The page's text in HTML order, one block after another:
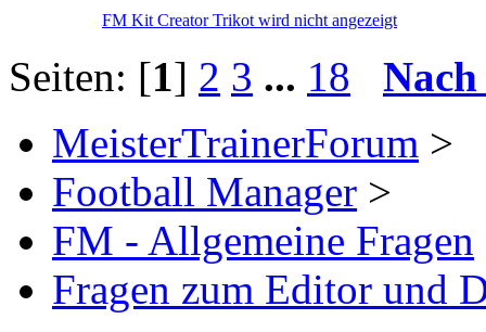
FM Kit Creator Trikot wird nicht angezeigt
Seiten: [1] 2 3 ... 18
MeisterTrainerForum >
Football Manager >
FM - Allgemeine Fragen
Fragen zum Editor und